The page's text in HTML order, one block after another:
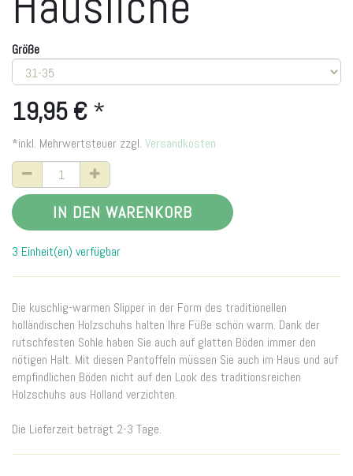
Größe
19,95 € *
*inkl. Mehrwertsteuer zzgl. Versandkosten
IN DEN WARENKORB
3 Einheit(en) verfügbar
Die kuschlig-warmen Slipper in der Form des traditionellen
holländischen Holzschuhs halten Ihre Füße schön warm. Dank der
rutschfesten Sohle haben Sie auch auf glatten Böden immer den
nötigen Halt. Mit diesen Pantoffeln müssen Sie auch im Haus und auf
empfindlichen Böden nicht auf den Look des traditionsreichen
Holzschuhs aus Holland verzichten.
Die Lieferzeit beträgt 2-3 Tage.